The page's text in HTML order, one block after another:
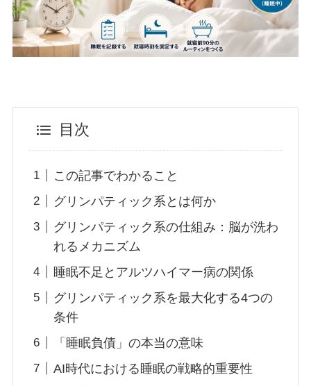
目次
この記事でわかること
グリンパティック系とは何か
グリンパティック系の仕組み：脳が洗わ
れるメカニズム
睡眠不足とアルツハイマー病の関係
グリンパティック系を最大化する4つの
条件
「睡眠負債」の本当の意味
AI時代における睡眠の戦略的重要性